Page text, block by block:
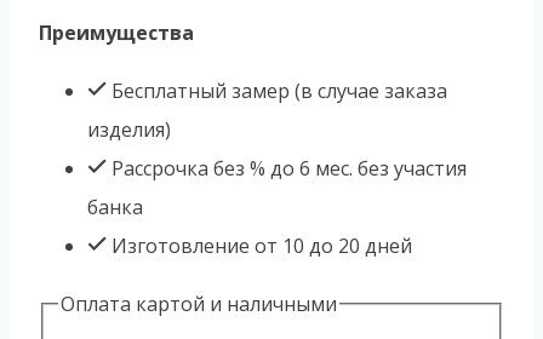
Преимущества
Бесплатный замер (в случае заказа
изделия)
Рассрочка без % до 6 мес. без участия
банка
Изготовление от 10 до 20 дней
Оплата картой и наличными